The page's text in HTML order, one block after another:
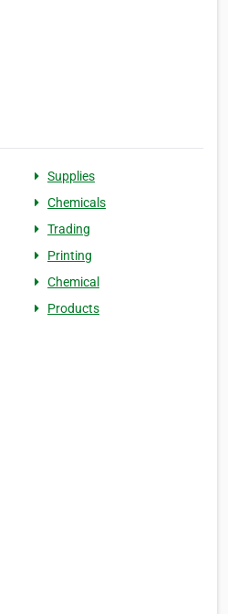
Supplies
Chemicals
Trading
Printing
Chemical
Products